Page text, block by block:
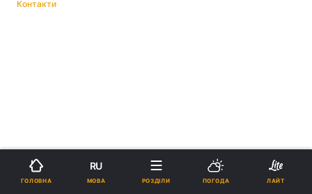
Контакти
ГОЛОВНА
RU
МОВА РОЗДІЛИ ПОГОДА ЛАЙТ